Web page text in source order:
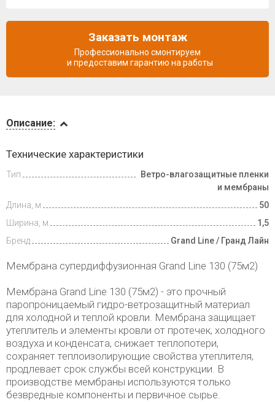
и оплата
Описание:
Технические характеристики
Тип
Ветро-влагозащитные пленки
и мембраны
Длина, м
50
Ширина, м
1,5
Бренд
Grand Line / Гранд Лайн
Мембрана супердиффузионная Grand Line 130 (75м2)
Мембрана Grand Line 130 (75м2) - это прочный
паропроницаемый гидро-ветрозащитный материал
для холодной и теплой кровли. Мембрана защищает
утеплитель и элементы кровли от протечек, холодного
воздуха и конденсата, снижает теплопотери,
сохраняет теплоизолирующие свойства утеплителя,
продлевает срок службы всей конструкции. В
производстве мембраны используются только
безвредные компоненты и первичное сырье.
Заказать монтаж
Профессионально смонтируем
и предоставим гарантию на работы